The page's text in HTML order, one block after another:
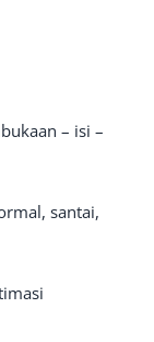
– isi –
santai,